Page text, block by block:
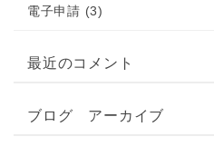
電子申請 (3)
最近のコメント
ブログ アーカイブ